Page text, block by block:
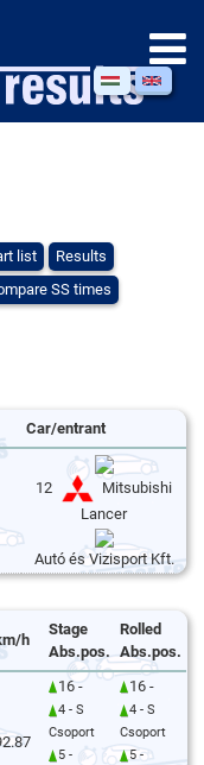
list
Results
SS times
Car/entrant
12
Mitsubishi
Lancer
Autó és Vizisport Kft.
h
Stage
Abs.pos.
Rolled
Abs.pos.
16 -
4 - S
Csoport
5 -
16 -
4 - S
Csoport
5 -